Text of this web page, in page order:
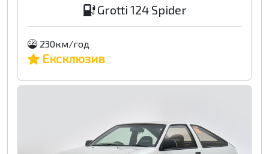
Grotti 124 Spider
230км/год
Ексклюзив